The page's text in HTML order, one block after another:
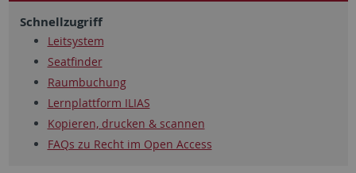
Schnellzugriff
Leitsystem
Seatfinder
Raumbuchung
Lernplattform ILIAS
Kopieren, drucken & scannen
FAQs zu Recht im Open Access